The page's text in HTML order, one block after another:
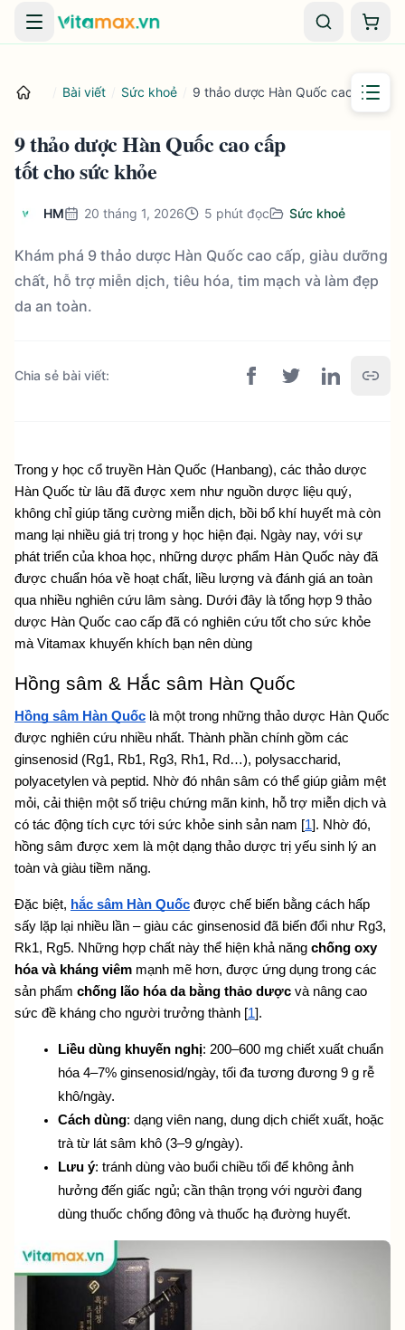
Danh mục Giỏ
Bài viết Sức khoẻ 9 thảo dược Hàn Quốc cao cấp tốt
9 thảo dược Hàn Quốc cao cấp
tốt cho sức khỏe
HM 20 tháng 1, 2026 5 phút đọc Sức khoẻ
Khám phá 9 thảo dược Hàn Quốc cao cấp, giàu dưỡng
chất, hỗ trợ miễn dịch, tiêu hóa, tim mạch và làm đẹp
da an toàn.
Chia sẻ bài viết:
Trong y học cổ truyền Hàn Quốc (Hanbang), các thảo dược
Hàn Quốc từ lâu đã được xem như nguồn dược liệu quý,
không chỉ giúp tăng cường miễn dịch, bồi bổ khí huyết mà còn
mang lại nhiều giá trị trong y học hiện đại. Ngày nay, với sự
phát triển của khoa học, những dược phẩm Hàn Quốc này đã
được chuẩn hóa về hoạt chất, liều lượng và đánh giá an toàn
qua nhiều nghiên cứu lâm sàng. Dưới đây là tổng hợp 9 thảo
dược Hàn Quốc cao cấp đã có nghiên cứu tốt cho sức khỏe
mà Vitamax khuyến khích bạn nên dùng
Hồng sâm & Hắc sâm Hàn Quốc
Hồng sâm Hàn Quốc là một trong những thảo dược Hàn Quốc
được nghiên cứu nhiều nhất. Thành phần chính gồm các
ginsenosid (Rg1, Rb1, Rg3, Rh1, Rd…), polysaccharid,
polyacetylen và peptid. Nhờ đó nhân sâm có thể giúp giảm mệt
mỏi, cải thiện một số triệu chứng mãn kinh, hỗ trợ miễn dịch và
có tác động tích cực tới sức khỏe sinh sản nam [1]. Nhờ đó,
hồng sâm được xem là một dạng thảo dược trị yếu sinh lý an
toàn và giàu tiềm năng.
Đặc biệt, hắc sâm Hàn Quốc được chế biến bằng cách hấp
sấy lặp lại nhiều lần – giàu các ginsenosid đã biến đổi như Rg3,
Rk1, Rg5. Những hợp chất này thể hiện khả năng chống oxy
hóa và kháng viêm mạnh mẽ hơn, được ứng dụng trong các
sản phẩm chống lão hóa da bằng thảo dược và nâng cao
sức đề kháng cho người trưởng thành [1].
Liều dùng khuyến nghị: 200–600 mg chiết xuất chuẩn
hóa 4–7% ginsenosid/ngày, tối đa tương đương 9 g rễ
khô/ngày.
Cách dùng: dạng viên nang, dung dịch chiết xuất, hoặc
trà từ lát sâm khô (3–9 g/ngày).
Lưu ý: tránh dùng vào buổi chiều tối để không ảnh
hưởng đến giấc ngủ; cần thận trọng với người đang
dùng thuốc chống đông và thuốc hạ đường huyết.